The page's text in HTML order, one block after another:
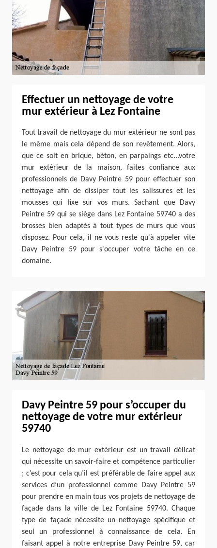
Effectuer un nettoyage de votre
mur extérieur à Lez Fontaine
Tout travail de nettoyage du mur extérieur ne sont pas
le même mais cela dépend de son revêtement. Alors,
que ce soit en brique, béton, en parpaings etc...votre
mur extérieur de la maison, faites confiance aux
professionnels de Davy Peintre 59 pour effectuer son
nettoyage afin de dissiper tout les salissures et les
mousses qui fixe sur vos murs. Sachant que Davy
Peintre 59 qui se siège dans Lez Fontaine 59740 a des
brosses bien adaptés à tout types de murs que vous
disposez. Pour cela, il ne vous reste qu'à appeler vite
Davy Peintre 59 pour s'occuper votre tâche en ce
domaine.
Davy Peintre 59 pour s’occuper du
nettoyage de votre mur extérieur
59740
Le nettoyage de mur extérieur est un travail délicat
qui nécessite un savoir-faire et compétence particulier
; c’est pour cela qu’il est préférable de faire appel aux
services d’un professionnel comme Davy Peintre 59
pour prendre en main tous vos projets de nettoyage de
façade dans la ville de Lez Fontaine 59740. Chaque
type de façade nécessite un nettoyage spécifique et
seul un professionnel à connaissance de cela. En
faisant appel à notre entreprise Davy Peintre 59, car